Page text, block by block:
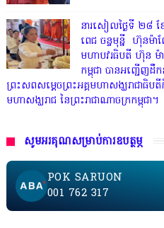
នារសៀលថ្ងៃទី ២៨
ពេជ ចន្ទមុន្នី ហ៊ុនម៉ា
មហាបវរធិបតី ហ៊ុន ម៉ា
កម្ពុជា បានអញ្ជើញដឹ
ព្រះសពសម្តេចព្រះអគ្គមហាសង្ឃរាជាធិប
មហាសង្ឃរាជ នៃព្រះរាជាណាចក្រកម្ពុជា។
សូមអរគុណសម្រាប់ការឧបត្ថម្ភ
POK SARUON
001 762 317